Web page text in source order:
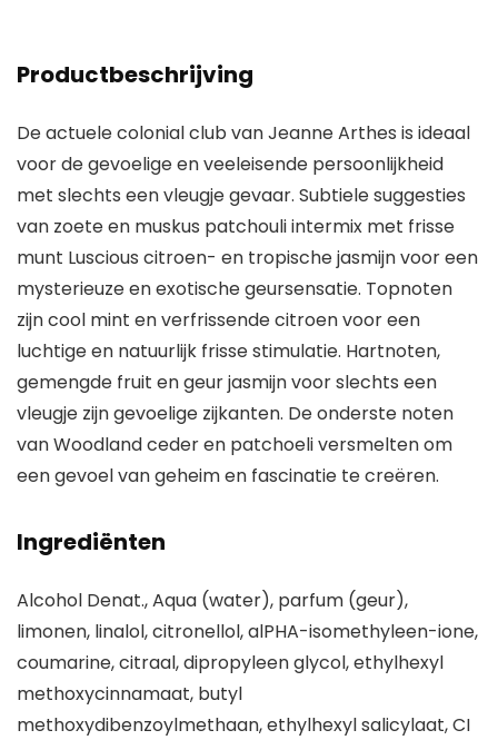
Productbeschrijving
De actuele colonial club van Jeanne Arthes is ideaal
voor de gevoelige en veeleisende persoonlijkheid
met slechts een vleugje gevaar. Subtiele suggesties
van zoete en muskus patchouli intermix met frisse
munt Luscious citroen- en tropische jasmijn voor een
mysterieuze en exotische geursensatie. Topnoten
zijn cool mint en verfrissende citroen voor een
luchtige en natuurlijk frisse stimulatie. Hartnoten,
gemengde fruit en geur jasmijn voor slechts een
vleugje zijn gevoelige zijkanten. De onderste noten
van Woodland ceder en patchoeli versmelten om
een gevoel van geheim en fascinatie te creëren.
Ingrediënten
Alcohol Denat., Aqua (water), parfum (geur),
limonen, linalol, citronellol, alPHA-isomethyleen-ione,
coumarine, citraal, dipropyleen glycol, ethylhexyl
methoxycinnamaat, butyl
methoxydibenzoylmethaan, ethylhexyl salicylaat, CI